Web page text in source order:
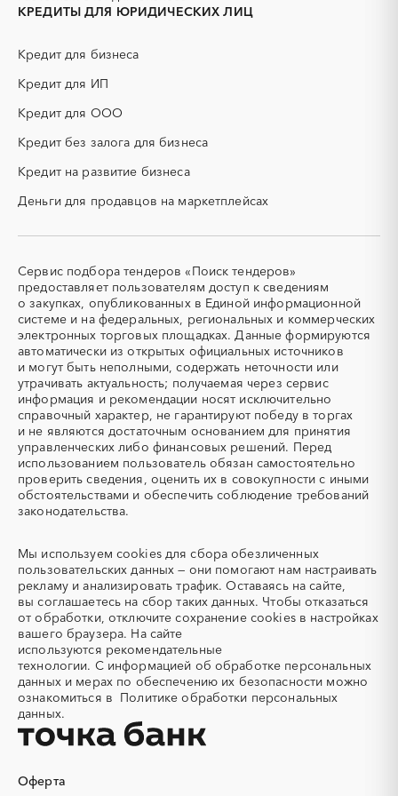
ИБП
КИП (контрольно-
КТП
НИОКР
ОКР (опытно-
конструкторские работы)
ПГС (песчано-гравийная
смесь)
кабельные системы)
ТЭН
(Теплоэлектронагреватель)
УДС (установки
депарафинизации скважин)
УКПГ
ЯТЭК
Аварийные работы
Авиаперевозка
Авиационные работы
Авиационные работы
вертолетами
Автобус
Автовозы
Автогрейдер
Автозапчасти
Автоматизация
Автомобили
Автомобильные весы
Авторский надзор
Автотранспорт
Автоцистерны пожарные
Адсорбенты
Акварель
Аквариумы
Аккумуляторы
Алкогольная продукция
Алмазное бурение
Алмазная резка
Алюминиевые
конструкции
Алюминиевые профили
Алюминий
Аммоний
Ангар
Антенны
Антискалант
Антрацит
Аппараты воздушного
охлаждения
Аренда погрузчика
КРЕДИТЫ ДЛЯ ЮРИДИЧЕСКИХ ЛИЦ
Кредит для бизнеса
Кредит для ИП
Кредит для ООО
Кредит без залога для бизнеса
Кредит на развитие бизнеса
Деньги для продавцов на маркетплейсах
Оферта
Сервис подбора тендеров «Поиск тендеров»
предоставляет пользователям доступ к сведениям
о закупках, опубликованных в Единой информационной
системе и на федеральных, региональных и коммерческих
электронных торговых площадках. Данные формируются
автоматически из открытых официальных источников
и могут быть неполными, содержать неточности или
утрачивать актуальность; получаемая через сервис
информация и рекомендации носят исключительно
справочный характер, не гарантируют победу в торгах
и не являются достаточным основанием для принятия
управленческих либо финансовых решений. Перед
использованием пользователь обязан самостоятельно
проверить сведения, оценить их в совокупности с иными
обстоятельствами и обеспечить соблюдение требований
законодательства.
Мы используем cookies для сбора обезличенных
пользовательских данных — они помогают нам настраивать
рекламу и анализировать трафик. Оставаясь на сайте,
вы соглашаетесь на сбор таких данных. Чтобы отказаться
от обработки, отключите сохранение cookies в настройках
вашего браузера. На сайте
используются рекомендательные
технологии. С информацией об обработке персональных
данных и мерах по обеспечению их безопасности можно
ознакомиться в Политике обработки персональных
данных.